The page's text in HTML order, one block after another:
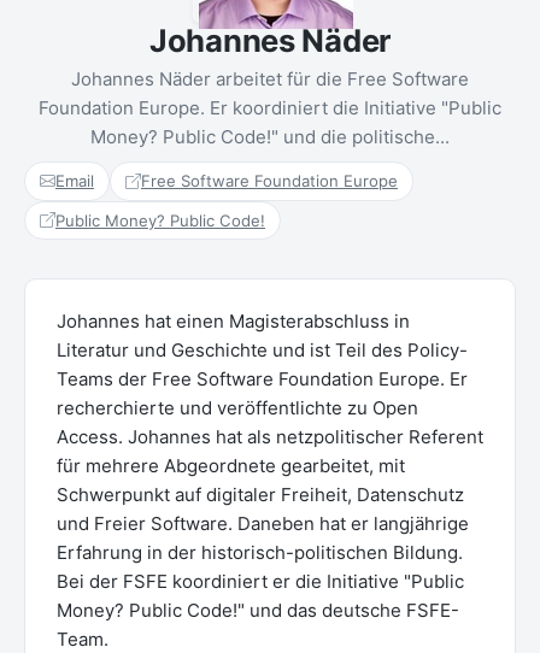
Johannes Näder
Johannes Näder arbeitet für die Free Software
Foundation Europe. Er koordiniert die Initiative "Public
Money? Public Code!" und die politische...
Email Free Software Foundation Europe
Public Money? Public Code!
Johannes hat einen Magisterabschluss in
Literatur und Geschichte und ist Teil des Policy-
Teams der Free Software Foundation Europe. Er
recherchierte und veröffentlichte zu Open
Access. Johannes hat als netzpolitischer Referent
für mehrere Abgeordnete gearbeitet, mit
Schwerpunkt auf digitaler Freiheit, Datenschutz
und Freier Software. Daneben hat er langjährige
Erfahrung in der historisch-politischen Bildung.
Bei der FSFE koordiniert er die Initiative "Public
Money? Public Code!" und das deutsche FSFE-
Team.